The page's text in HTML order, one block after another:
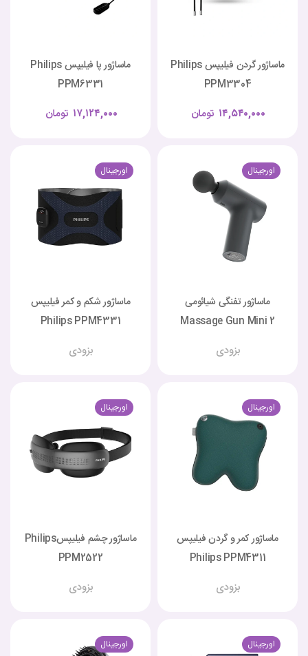
ماساژور گردن فیلیپس Philips
PPM3304
تومان ۱۴,۵۴۰,۰۰۰
ماساژور پا فیلیپس Philips
PPM6331
تومان ۱۷,۱۲۴,۰۰۰
اورجینال
ماساژور تفنگی شیائومی
Massage Gun Mini 2
بزودی
اورجینال
ماساژور شکم و کمر فیلیپس
Philips PPM4331
بزودی
اورجینال
ماساژور کمر و گردن فیلیپس
Philips PPM4311
بزودی
اورجینال
ماساژور چشم فیلیپسPhilips
PPM2522
بزودی
اورجینال اورجینال